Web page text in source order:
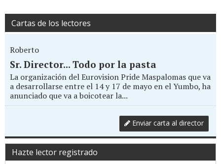
Cartas de los lectores
Roberto
Sr. Director... Todo por la pasta
La organización del Eurovision Pride Maspalomas que va
a desarrollarse entre el 14 y 17 de mayo en el Yumbo, ha
anunciado que va a boicotear la...
Enviar carta al director
Hazte lector registrado